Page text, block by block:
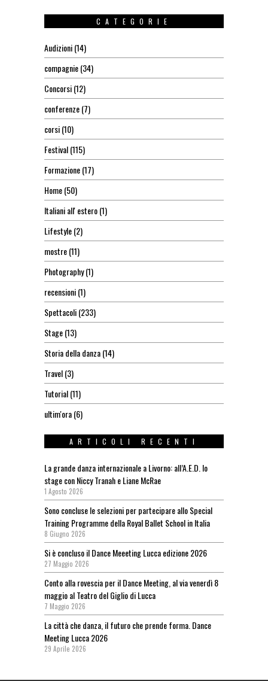
CATEGORIE
Audizioni(14)
compagnie(34)
Concorsi(12)
conferenze(7)
corsi(10)
Festival(115)
Formazione(17)
Home(50)
Italiani all' estero(1)
Lifestyle(2)
mostre(11)
Photography(1)
recensioni(1)
Spettacoli(233)
Stage(13)
Storia della danza(14)
Travel(3)
Tutorial(11)
ultim'ora(6)
ARTICOLI RECENTI
La grande danza internazionale a Livorno: all’A.E.D. lo
stage con Niccy Tranah e Liane McRae
1 Agosto 2026
Sono concluse le selezioni per partecipare allo Special
Training Programme della Royal Ballet School in Italia
8 Giugno 2026
Si è concluso il Dance Meeeting Lucca edizione 2026
27 Maggio 2026
Conto alla rovescia per il Dance Meeting, al via venerdì 8
maggio al Teatro del Giglio di Lucca
7 Maggio 2026
La città che danza, il futuro che prende forma. Dance
Meeting Lucca 2026
29 Aprile 2026